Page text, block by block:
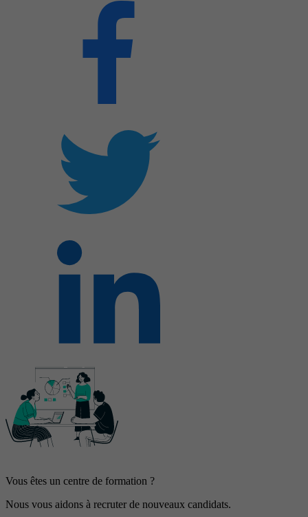
Vous êtes un centre de formation ?
Nous vous aidons à recruter de nouveaux candidats.